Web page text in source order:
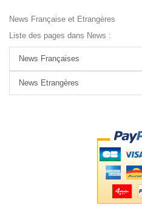
News Française et Etrangères
Liste des pages dans News :
News Françaises
News Etrangères